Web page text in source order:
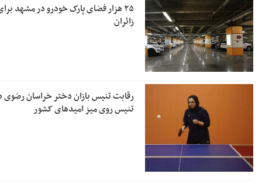
۲۵ هزار فضای پارک خودرو در مشهد
زائران
رقابت تنیس بازان دختر خراسان رضوی
تنیس روی میز امیدهای کشور